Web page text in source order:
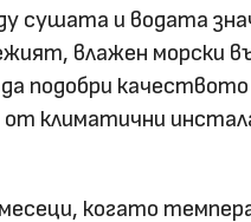
сушата и водата
влажен морски
подобри
климатични
когато